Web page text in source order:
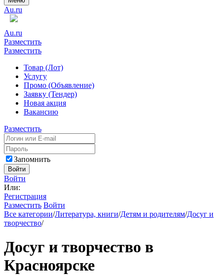
Au.ru
Au.ru
Разместить
Разместить
Товар (Лот)
Услугу
Промо (Объявление)
Заявку (Тендер)
Новая акция
Вакансию
Разместить
Запомнить
Войти
Войти
Или:
Регистрация
Разместить Войти
Все категории/Литература, книги/Детям и родителям/Досуг и
творчество/
Досуг и творчество в
Красноярске